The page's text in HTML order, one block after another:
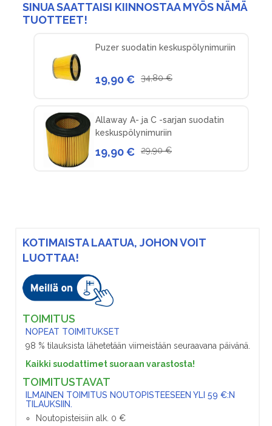
KOTIMAISTA LAATUA, JOHON VOIT
LUOTTAA!
TOIMITUS
NOPEAT TOIMITUKSET
98 % tilauksista lähetetään viimeistään seuraavana päivänä.
Kaikki suodattimet suoraan varastosta!
TOIMITUSTAVAT
ILMAINEN TOIMITUS NOUTOPISTEESEEN YLI 59 €:N
TILAUKSIIN.
Noutopisteisiin alk. 0 €
SINUA SAATTAISI KIINNOSTAA MYÖS NÄMÄ
TUOTTEET!
Puzer suodatin keskuspölynimuriin
19,90 € 34,80 €
Allaway A- ja C -sarjan suodatin
keskuspölynimuriin
19,90 € 29,90 €